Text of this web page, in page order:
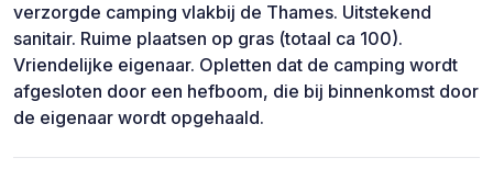
verzorgde camping vlakbij de Thames. Uitstekend
sanitair. Ruime plaatsen op gras (totaal ca 100).
Vriendelijke eigenaar. Opletten dat de camping wordt
afgesloten door een hefboom, die bij binnenkomst door
de eigenaar wordt opgehaald.